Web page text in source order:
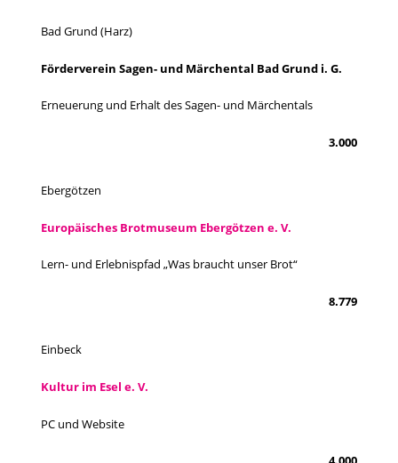
Bad Grund (Harz)
Förderverein Sagen- und Märchental Bad Grund i. G.
Erneuerung und Erhalt des Sagen- und Märchentals
3.000
Ebergötzen
Europäisches Brotmuseum Ebergötzen e. V.
Lern- und Erlebnispfad „Was braucht unser Brot“
8.779
Einbeck
Kultur im Esel e. V.
PC und Website